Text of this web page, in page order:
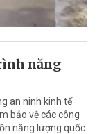
năng
an ninh kinh tế
bảo vệ các công
năng lượng quốc